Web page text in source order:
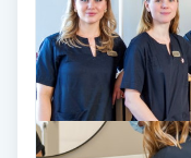
Fransförlängning
Fransförlängning